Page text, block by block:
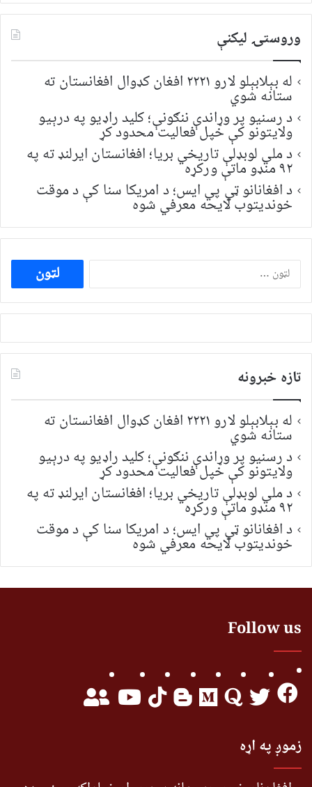
وروستۍ ليکنې
له بېلابېلو لارو ۲۲۲۱ افغان کډوال افغانستان ته
ستانه شوي
د رسنیو پر وړاندې ننګونې؛ کلید راډیو په درېیو
ولایتونو کې خپل فعالیت محدود کړ
د ملي لوبډلې تاریخي بریا؛ افغانستان ایرلنډ ته په
۹۲ منډو ماتې ورکړه
د افغانانو ټي پي ایس؛ د امریکا سنا کې د موقت
خونديتوب لایحه معرفي شوه
ددی
لپاره
لټون:
تازه خبرونه
له بېلابېلو لارو ۲۲۲۱ افغان کډوال افغانستان ته
ستانه شوي
د رسنیو پر وړاندې ننګونې؛ کلید راډیو په درېیو
ولایتونو کې خپل فعالیت محدود کړ
د ملي لوبډلې تاریخي بریا؛ افغانستان ایرلنډ ته په
۹۲ منډو ماتې ورکړه
د افغانانو ټي پي ایس؛ د امریکا سنا کې د موقت
خونديتوب لایحه معرفي شوه
Follow us
زموږ په اړه